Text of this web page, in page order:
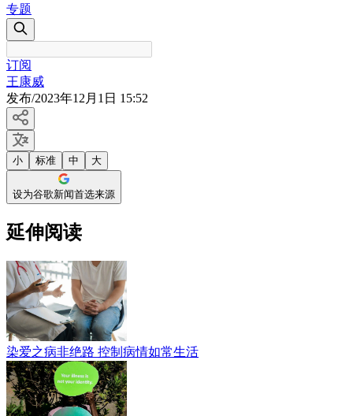
专题
订阅
王康威
发布/2023年12月1日 15:52
小 标准 中 大
设为谷歌新闻首选来源
延伸阅读
染爱之病非绝路 控制病情如常生活